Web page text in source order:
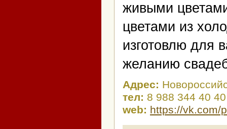
живыми
цветами из
изготовлю для
желанию
Адрес:
тел: 8 988 344 40 40
web: https://vk.com/